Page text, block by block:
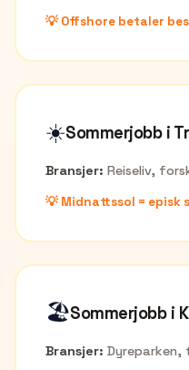
💡Offshore betaler
☀️Sommerjobb i
Bransjer: Reiseliv,
💡Midnattssol = episk
🏖️Sommerjobb i
Bransjer: